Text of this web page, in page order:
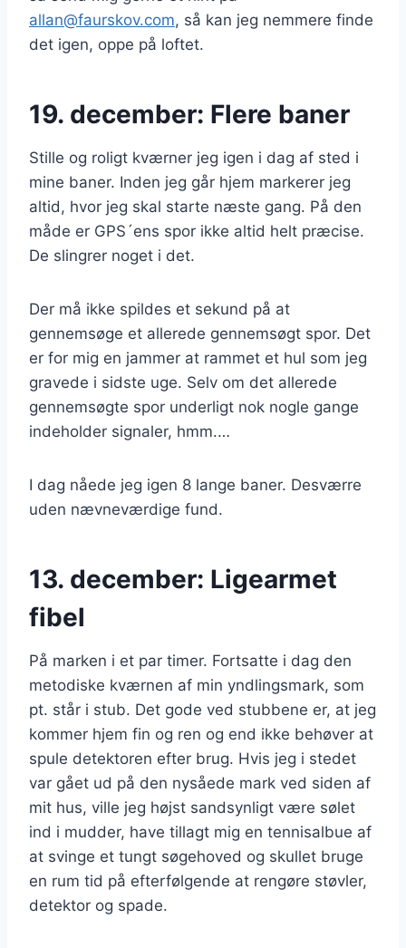
allan@faurskov.com, så kan jeg nemmere finde
det igen, oppe på loftet.
19. december: Flere baner
Stille og roligt kværner jeg igen i dag af sted i
mine baner. Inden jeg går hjem markerer jeg
altid, hvor jeg skal starte næste gang. På den
måde er GPS´ens spor ikke altid helt præcise.
De slingrer noget i det.
Der må ikke spildes et sekund på at
gennemsøge et allerede gennemsøgt spor. Det
er for mig en jammer at rammet et hul som jeg
gravede i sidste uge. Selv om det allerede
gennemsøgte spor underligt nok nogle gange
indeholder signaler, hmm.…
I dag nåede jeg igen 8 lange baner. Desværre
uden nævneværdige fund.
13. december: Ligearmet
fibel
På marken i et par timer. Fortsatte i dag den
metodiske kværnen af min yndlingsmark, som
pt. står i stub. Det gode ved stubbene er, at jeg
kommer hjem fin og ren og end ikke behøver at
spule detektoren efter brug. Hvis jeg i stedet
var gået ud på den nysåede mark ved siden af
mit hus, ville jeg højst sandsynligt være sølet
ind i mudder, have tillagt mig en tennisalbue af
at svinge et tungt søgehoved og skullet bruge
en rum tid på efterfølgende at rengøre støvler,
detektor og spade.